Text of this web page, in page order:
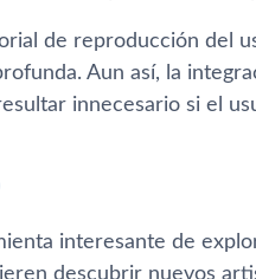
de reproducción del
Aun así, la
innecesario si el
interesante de
descubrir nuevos